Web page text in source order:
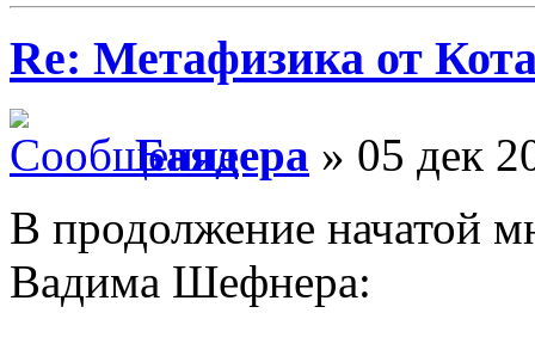
Re: Метафизика от
Баядера » 05 дек
В продолжение начатой
Вадима Шефнера: